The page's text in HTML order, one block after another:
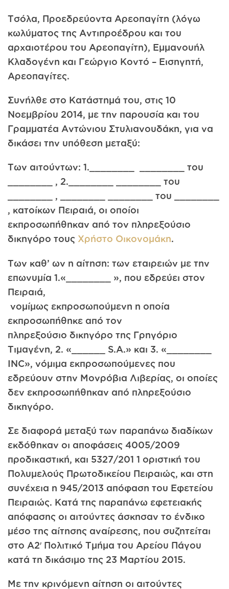
Τσόλα, Προεδρεύοντα Αρεοπαγίτη (λόγω
κωλύματος της Αντιπροέδρου και του
αρχαιοτέρου του Αρεοπαγίτη), Εμμανουήλ
Κλαδογένη και Γεώργιο Κοντό – Εισηγητή,
Αρεοπαγίτες.
Συνήλθε στο Κατάστημά του, στις 10
Νοεμβρίου 2014, με την παρουσία και του
Γραμματέα Αντώνιου Στυλιανουδάκη, για να
δικάσει την υπόθεση μεταξύ:
Των αιτούντων: 1.________ ________ του
________ , 2.________ ________ του
________ , ________ ________ του ________
, κατοίκων Πειραιά, οι οποίοι
εκπροσωπήθηκαν από τον πληρεξούσιο
δικηγόρο τους Χρήστο Οικονομάκη.
Των καθ’ ων η αίτηση: των εταιρειών με την
επωνυμία 1.«________ », που εδρεύει στον
Πειραιά,
νομίμως εκπροσωπούμενη η οποία
εκπροσωπήθηκε από τον
πληρεξούσιο δικηγόρο της Γρηγόριο
Τιμαγένη, 2. «______ S.A.» και 3. «________
INC», νόμιμα εκπροσωπούμενες που
εδρεύουν στην Μονρόβια Λιβερίας, οι οποίες
δεν εκπροσωπήθηκαν από πληρεξούσιο
δικηγόρο.
Σε διαφορά μεταξύ των παραπάνω διαδίκων
εκδόθηκαν οι αποφάσεις 4005/2009
προδικαστική, και 5327/201 1 οριστική του
Πολυμελούς Πρωτοδικείου Πειραιώς, και στη
συνέχεια η 945/2013 απόφαση του Εφετείου
Πειραιώς. Κατά της παραπάνω εφετειακής
απόφασης οι αιτούντες άσκησαν το ένδικο
μέσο της αίτησης αναίρεσης, που συζητείται
στο Α2′ Πολιτικό Τμήμα του Αρείου Πάγου
κατά τη δικάσιμο της 23 Μαρτίου 2015.
Με την κρινόμενη αίτηση οι αιτούντες